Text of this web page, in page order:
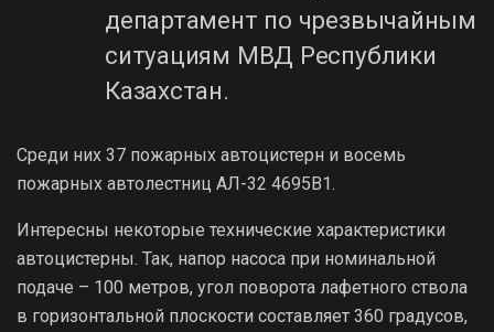
департамент по чрезвычайным
ситуациям МВД Республики
Казахстан.
Среди них 37 пожарных автоцистерн и восемь
пожарных автолестниц АЛ-32 4695В1.
Интересны некоторые технические характеристики
автоцистерны. Так, напор насоса при номинальной
подаче – 100 метров, угол поворота лафетного ствола
в горизонтальной плоскости составляет 360 градусов,